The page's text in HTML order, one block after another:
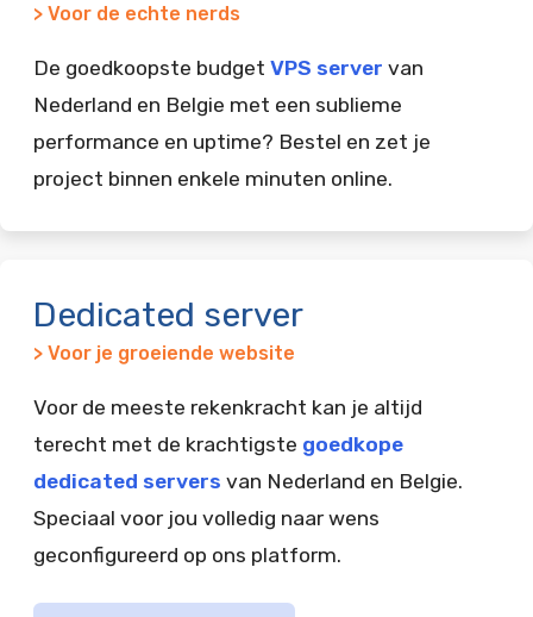
> Voor de echte nerds
De goedkoopste budget VPS server van
Nederland en Belgie met een sublieme
performance en uptime? Bestel en zet je
project binnen enkele minuten online.
Dedicated server
> Voor je groeiende website
Voor de meeste rekenkracht kan je altijd
terecht met de krachtigste goedkope
dedicated servers van Nederland en Belgie.
Speciaal voor jou volledig naar wens
geconfigureerd op ons platform.